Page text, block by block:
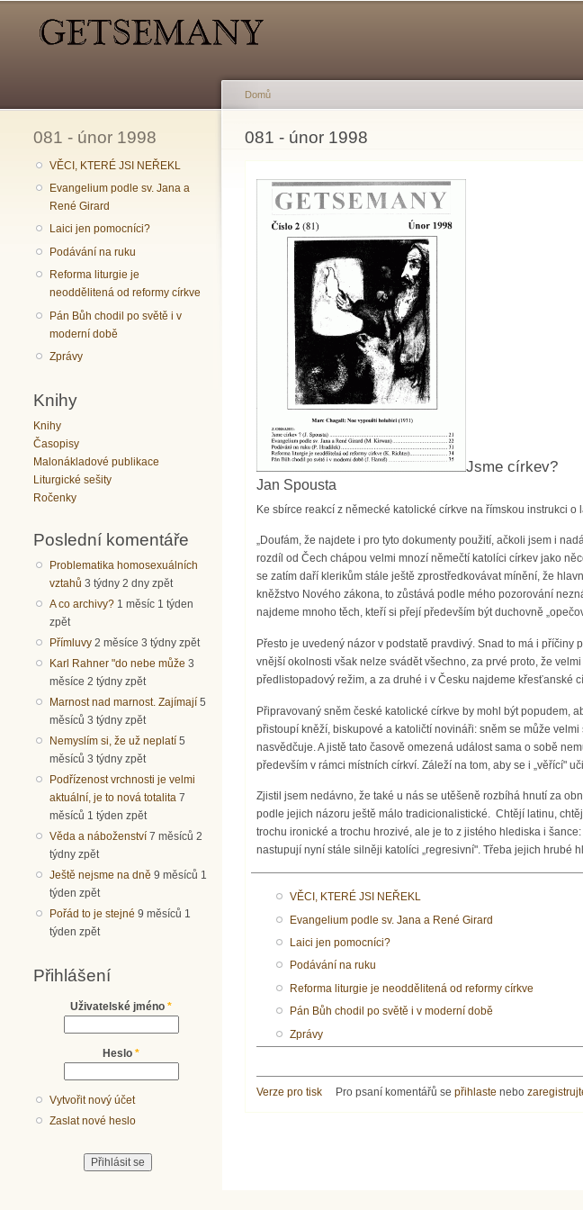
081 - únor 1998
VĚCI, KTERÉ JSI NEŘEKL
Evangelium podle sv. Jana a
René Girard
Laici jen pomocníci?
Podávání na ruku
Reforma liturgie je
neoddělitená od reformy církve
Pán Bůh chodil po světě i v
moderní době
Zprávy
Knihy
Knihy
Časopisy
Malonákladové publikace
Liturgické sešity
Ročenky
Poslední komentáře
Problematika homosexuálních
vztahů 3 týdny 2 dny zpět
A co archivy? 1 měsíc 1 týden
zpět
Přímluvy 2 měsíce 3 týdny zpět
Karl Rahner "do nebe může 3
měsíce 2 týdny zpět
Marnost nad marnost. Zajímají 5
měsíců 3 týdny zpět
Nemyslím si, že už neplatí 5
měsíců 3 týdny zpět
Podřízenost vrchnosti je velmi
aktuální, je to nová totalita 7
měsíců 1 týden zpět
Věda a náboženství 7 měsíců 2
týdny zpět
Ještě nejsme na dně 9 měsíců 1
týden zpět
Pořád to je stejné 9 měsíců 1
týden zpět
Přihlášení
Uživatelské jméno *
Heslo *
Vytvořit nový účet
Zaslat nové heslo
Jste zde
Domů
081 - únor 1998
Jsme církev?
Jan Spousta
Ke sbírce reakcí z německé katolické církve na římskou instrukci
„Doufám, že najdete i pro tyto dokumenty použití, ačkoli jsem i
rozdíl od Čech chápou velmi mnozí němečtí katolíci církev jako
se zatím daří klerikům stále ještě zprostředkovávat mínění, že
kněžstvo Nového zákona, to zůstává podle mého pozorování
najdeme mnoho těch, kteří si přejí především být duchovně
Přesto je uvedený názor v podstatě pravdivý. Snad to má i
vnější okolnosti však nelze svádět všechno, za prvé proto, že
předlistopadový režim, a za druhé i v Česku najdeme křesťanské
Připravovaný sněm české katolické církve by mohl být popudem,
přistoupí kněží, biskupové a katoličtí novináři: sněm se může
nasvědčuje. A jistě tato časově omezená událost sama o sobě
především v rámci místních církví. Záleží na tom, aby se i „věřící"
Zjistil jsem nedávno, že také u nás se utěšeně rozbíhá hnutí za
podle jejich názoru ještě málo tradicionalistické. Chtějí latinu,
trochu ironické a trochu hrozivé, ale je to z jistého hlediska i
nastupují nyní stále silněji katolíci „regresivní". Třeba jejich hrubé
VĚCI, KTERÉ JSI NEŘEKL
Evangelium podle sv. Jana a René Girard
Laici jen pomocníci?
Podávání na ruku
Reforma liturgie je neoddělitená od reformy církve
Pán Bůh chodil po světě i v moderní době
Zprávy
Verze pro tisk Pro psaní komentářů sepřihlaste nebo